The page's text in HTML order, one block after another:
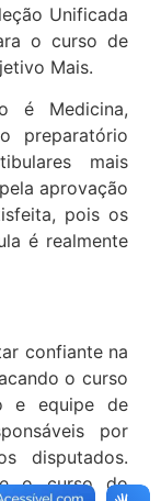
Unificada
o curso de
Mais.
é Medicina,
preparatório
mais
aprovação
pois os
é realmente
confiante na
o curso
e equipe de
por
disputados.
o curso do